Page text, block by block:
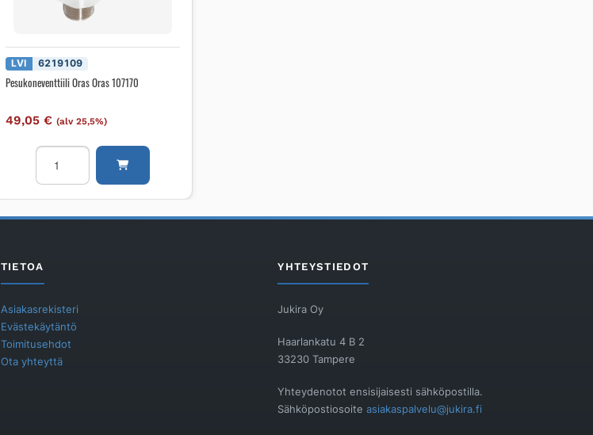
LVI 6219109
Pesukoneventtiili Oras Oras 107170
49,05 € (alv 25,5%)
Pesukoneventtiili
Oras
Oras
määrä
TIETOA
Asiakasrekisteri
Evästekäytäntö
Toimitusehdot
Ota yhteyttä
YHTEYSTIEDOT
Jukira Oy
Haarlankatu 4 B 2
33230 Tampere
Yhteydenotot ensisijaisesti sähköpostilla.
Sähköpostiosoiteasiakaspalvelu@jukira.fi